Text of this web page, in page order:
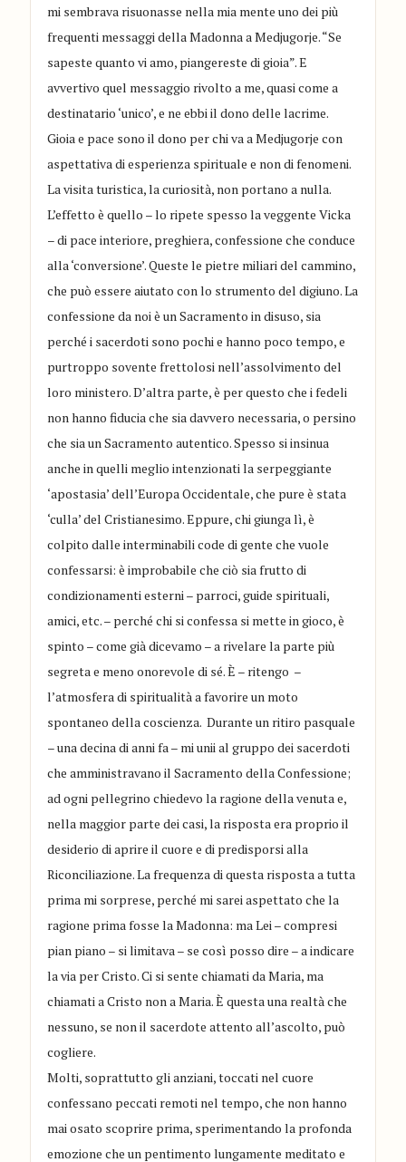
mi sembrava risuonasse nella mia mente uno dei più
frequenti messaggi della Madonna a Medjugorje. “Se
sapeste quanto vi amo, piangereste di gioia”. E
avvertivo quel messaggio rivolto a me, quasi come a
destinatario ‘unico’, e ne ebbi il dono delle lacrime.
Gioia e pace sono il dono per chi va a Medjugorje con
aspettativa di esperienza spirituale e non di fenomeni.
La visita turistica, la curiosità, non portano a nulla.
L’effetto è quello – lo ripete spesso la veggente Vicka
– di pace interiore, preghiera, confessione che conduce
alla ‘conversione’. Queste le pietre miliari del cammino,
che può essere aiutato con lo strumento del digiuno. La
confessione da noi è un Sacramento in disuso, sia
perché i sacerdoti sono pochi e hanno poco tempo, e
purtroppo sovente frettolosi nell’assolvimento del
loro ministero. D’altra parte, è per questo che i fedeli
non hanno fiducia che sia davvero necessaria, o persino
che sia un Sacramento autentico. Spesso si insinua
anche in quelli meglio intenzionati la serpeggiante
‘apostasia’ dell’Europa Occidentale, che pure è stata
‘culla’ del Cristianesimo. Eppure, chi giunga lì, è
colpito dalle interminabili code di gente che vuole
confessarsi: è improbabile che ciò sia frutto di
condizionamenti esterni – parroci, guide spirituali,
amici, etc. – perché chi si confessa si mette in gioco, è
spinto – come già dicevamo – a rivelare la parte più
segreta e meno onorevole di sé. È – ritengo –
l’atmosfera di spiritualità a favorire un moto
spontaneo della coscienza. Durante un ritiro pasquale
– una decina di anni fa – mi unii al gruppo dei sacerdoti
che amministravano il Sacramento della Confessione;
ad ogni pellegrino chiedevo la ragione della venuta e,
nella maggior parte dei casi, la risposta era proprio il
desiderio di aprire il cuore e di predisporsi alla
Riconciliazione. La frequenza di questa risposta a tutta
prima mi sorprese, perché mi sarei aspettato che la
ragione prima fosse la Madonna: ma Lei – compresi
pian piano – si limitava – se così posso dire – a indicare
la via per Cristo. Ci si sente chiamati da Maria, ma
chiamati a Cristo non a Maria. È questa una realtà che
nessuno, se non il sacerdote attento all’ascolto, può
cogliere.
Molti, soprattutto gli anziani, toccati nel cuore
confessano peccati remoti nel tempo, che non hanno
mai osato scoprire prima, sperimentando la profonda
emozione che un pentimento lungamente meditato e